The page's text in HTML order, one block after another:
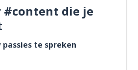
#content die je
te spreken